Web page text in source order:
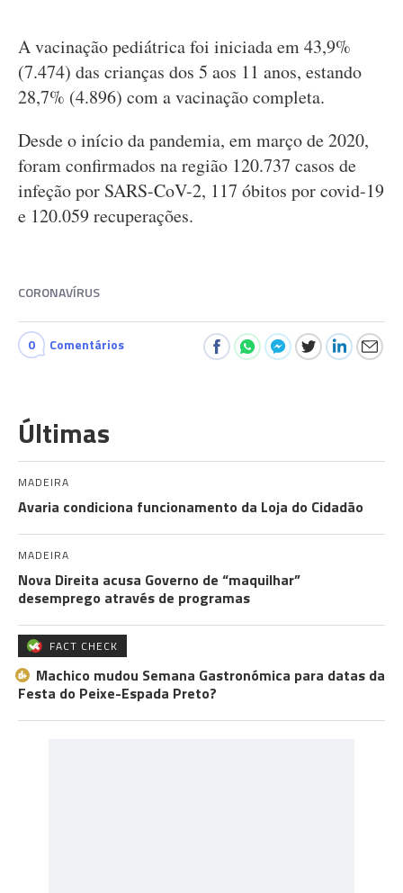
A vacinação pediátrica foi iniciada em 43,9%
(7.474) das crianças dos 5 aos 11 anos, estando
28,7% (4.896) com a vacinação completa.
Desde o início da pandemia, em março de 2020,
foram confirmados na região 120.737 casos de
infeção por SARS-CoV-2, 117 óbitos por covid-19
e 120.059 recuperações.
CORONAVÍRUS
0 Comentários
Últimas
MADEIRA
Avaria condiciona funcionamento da Loja do Cidadão
MADEIRA
Nova Direita acusa Governo de “maquilhar”
desemprego através de programas
FACT CHECK
Machico mudou Semana Gastronómica para datas da
Festa do Peixe-Espada Preto?